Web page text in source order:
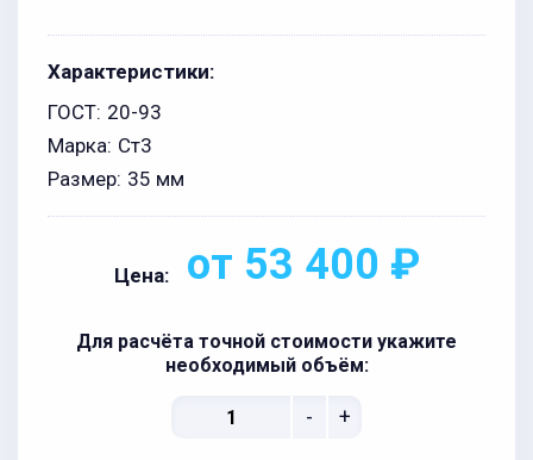
Характеристики:
ГОСТ: 20-93
Марка: Ст3
Размер: 35 мм
Цена: от 53 400 ₽
Для расчёта точной стоимости укажите
необходимый объём:
- +